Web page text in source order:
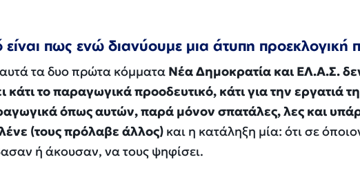
είναι πως ενώ διανύουμε μια άτυπη προεκλογική
τα δυο πρώτα κόμματα Νέα Δημοκρατία και ΕΛ.Α.Σ.
κάτι το παραγωγικά προοδευτικό, κάτι για την εργατιά
όπως αυτών, παρά μόνον σπατάλες, λες και
(τους πρόλαβε άλλος) και η κατάληξη μία: ότι σε
ή άκουσαν, να τους ψηφίσει.